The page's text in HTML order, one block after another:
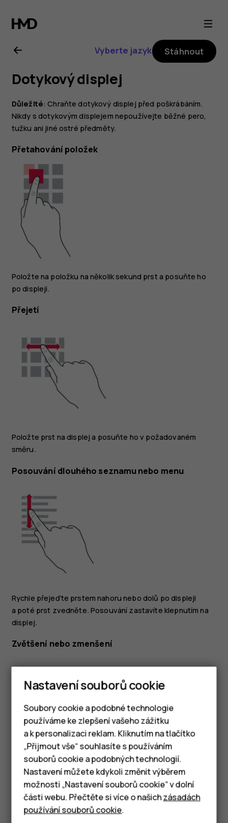
Uživatelská
příručka
k telefonu
Nokia 2.1
Chytré telefony
Tlačítkové telefony
Tablety
Vyberte jazyk Stáhnout
Dotykový displej
Důležité: Chraňte dotykový displej před poškrábáním.
Nikdy s dotykovým displejem nepoužívejte běžné pero,
tužku ani jiné ostré předměty.
Přetahování položek
Položte na položku na několik sekund prst a posuňte ho
po displeji.
Přejetí
Položte prst na displej a posuňte ho v požadovaném
směru.
Posouvání dlouhého seznamu nebo menu
Rychle přejeďte prstem nahoru nebo dolů po displeji
a poté prst zvedněte. Posouvání zastavíte klepnutím na
displej.
Zvětšení nebo zmenšení
Položte na položku (třeba na mapu, fotografii nebo
webovou stránku) dva prsty a posuňte je od sebe nebo
k sobě.
Zamknutí orientace obrazovky
Nastavení souborů cookie
Soubory cookie a podobné technologie
používáme ke zlepšení vašeho zážitku
a k personalizaci reklam. Kliknutím na tlačítko
„Přijmout vše“ souhlasíte s používáním
souborů cookie a podobných technologií.
Nastavení můžete kdykoli změnit výběrem
možnosti „Nastavení souborů cookie“ v dolní
části webu. Přečtěte si více o našichzásadách
používání souborů cookie.